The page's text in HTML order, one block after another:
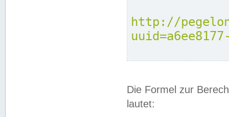
http://
Die Formel zur
lautet: